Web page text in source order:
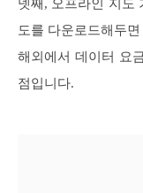
넷째, 오프라인 지도
도를 다운로드해두
해외에서 데이터 요
점입니다.